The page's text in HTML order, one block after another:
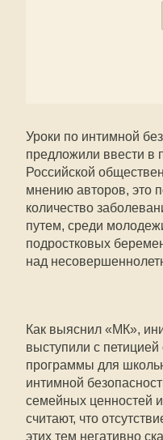
Уроки по интимной
предложили ввести в
Российской
мнению авторов, это
количество
путем, среди
подростковых
над
Как выяснил «МК»,
выступили с
программы для
интимной
семейных ценностей
считают, что
этих тем негативно